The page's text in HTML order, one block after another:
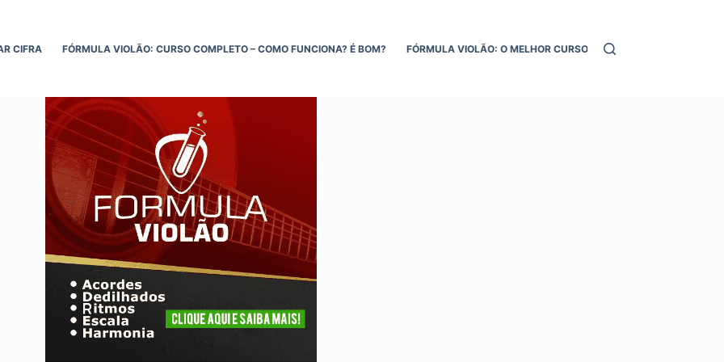
CIFRA FÓRMULA VIOLÃO: CURSO COMPLETO – COMO FUNCIONA? É BOM? FÓRMULA VIOLÃO: O MELHOR CURSO DE VIOLÃO ONLINE!